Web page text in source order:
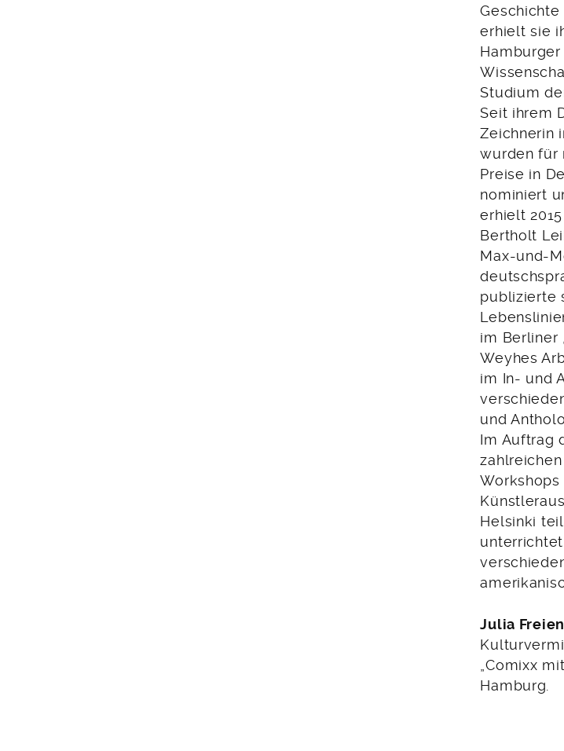
Geschichte
erhielt sie
Studium
Seit ihrem
Zeichnerin
wurden für
Preise in
nominiert
erhielt
Bertholt
Max-und-
publizierte
im Berliner
Weyhes
im In- und
und
Im Auftrag
Helsinki
Julia
„Comixx
Hamburg.